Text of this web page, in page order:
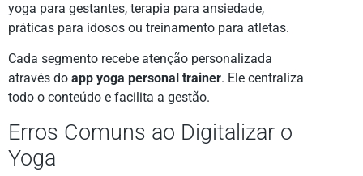
yoga para gestantes, terapia para ansiedade,
práticas para idosos ou treinamento para atletas.
Cada segmento recebe atenção personalizada
através do app yoga personal trainer. Ele centraliza
todo o conteúdo e facilita a gestão.
Erros Comuns ao Digitalizar o
Yoga